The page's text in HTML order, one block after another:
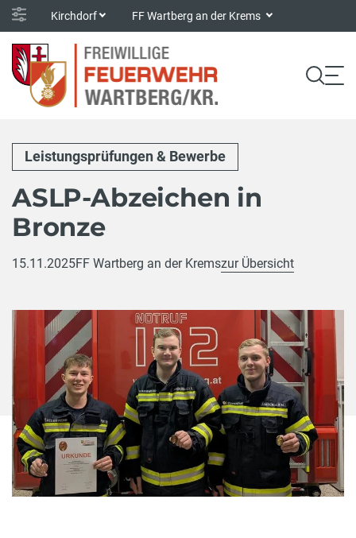
Kirchdorf FF Wartberg an der Krems
Leistungsprüfungen & Bewerbe
ASLP-Abzeichen in
Bronze
15.11.2025FF Wartberg an der Kremszur Übersicht